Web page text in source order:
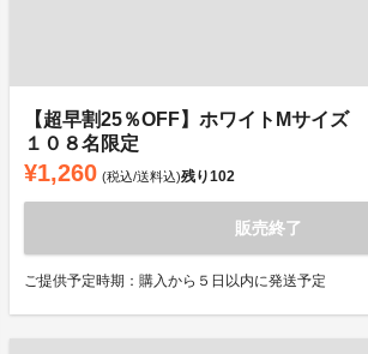
【超早割25％OFF】ホワイトMサイ
１０８名限定
¥1,260 (税込/送料込)残り102
販売終了
ご提供予定時期：購入から５日以内に発送予定